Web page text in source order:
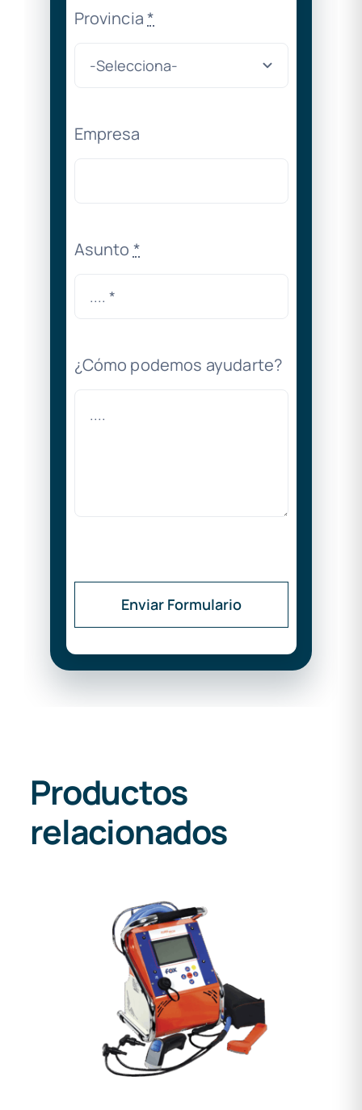
Provincia*
Empresa
Asunto *
¿Cómo podemos ayudarte?
Enviar Formulario
Productos
relacionados
DETALLES